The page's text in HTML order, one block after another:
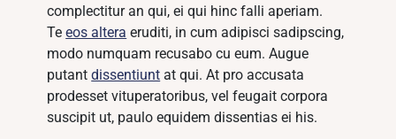
complectitur an qui, ei qui hinc falli aperiam.
Teeos altera eruditi, in cum adipisci sadipscing,
modo numquam recusabo cu eum. Augue
putantdissentiunt at qui. At pro accusata
prodesset vituperatoribus, vel feugait corpora
suscipit ut, paulo equidem dissentias ei his.